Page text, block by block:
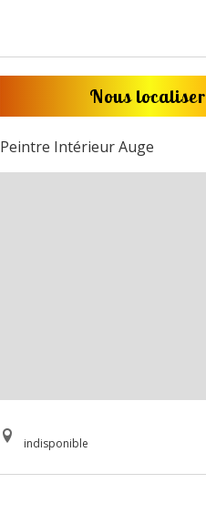
Nous localiser
Peintre Intérieur Auge
indisponible